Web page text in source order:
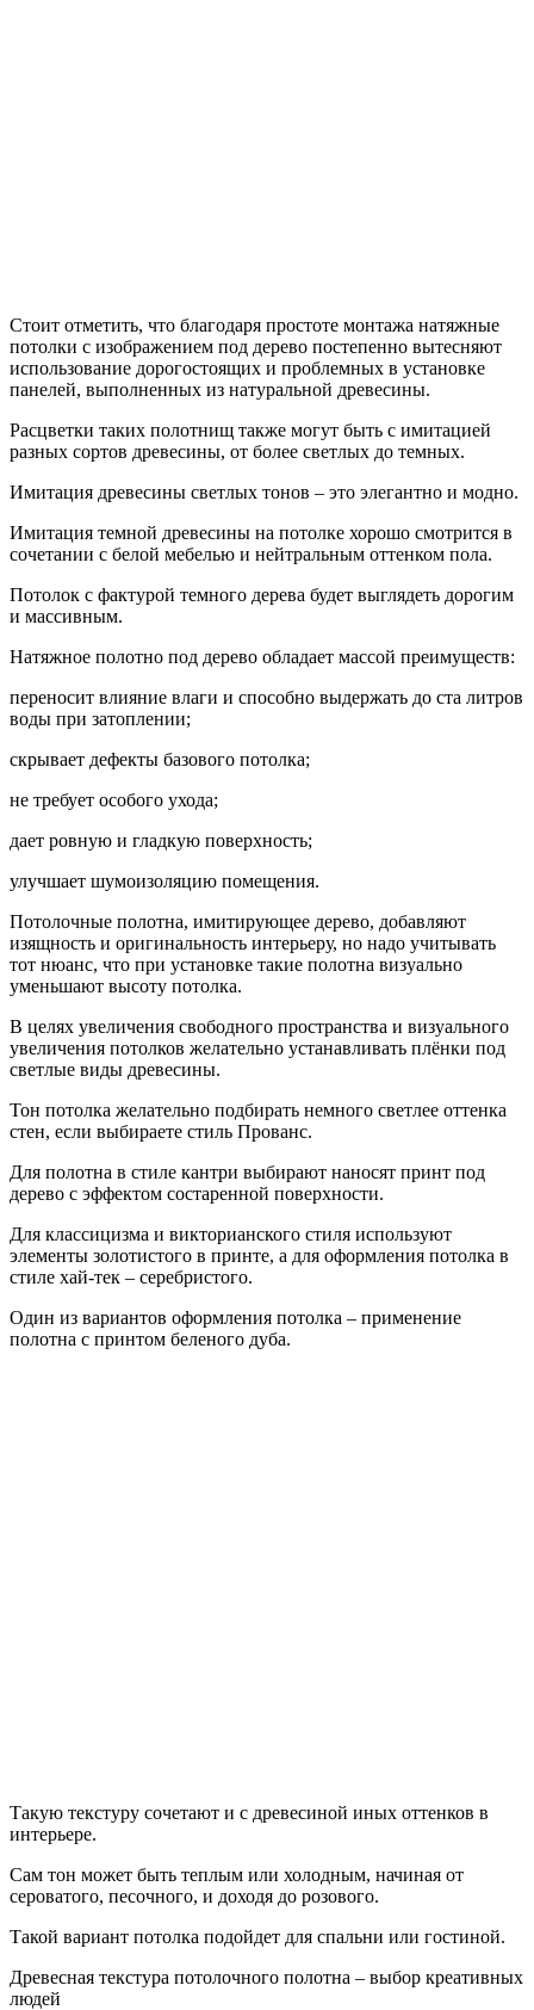
Стоит отметить, что благодаря простоте монтажа натяжные
потолки с изображением под дерево постепенно вытесняют
использование дорогостоящих и проблемных в установке
панелей, выполненных из натуральной древесины.
Расцветки таких полотнищ также могут быть с имитацией
разных сортов древесины, от более светлых до темных.
Имитация древесины светлых тонов – это элегантно и модно.
Имитация темной древесины на потолке хорошо смотрится в
сочетании с белой мебелью и нейтральным оттенком пола.
Потолок с фактурой темного дерева будет выглядеть дорогим
и массивным.
Натяжное полотно под дерево обладает массой преимуществ:
переносит влияние влаги и способно выдержать до ста литров
воды при затоплении;
скрывает дефекты базового потолка;
не требует особого ухода;
дает ровную и гладкую поверхность;
улучшает шумоизоляцию помещения.
Потолочные полотна, имитирующее дерево, добавляют
изящность и оригинальность интерьеру, но надо учитывать
тот нюанс, что при установке такие полотна визуально
уменьшают высоту потолка.
В целях увеличения свободного пространства и визуального
увеличения потолков желательно устанавливать плёнки под
светлые виды древесины.
Тон потолка желательно подбирать немного светлее оттенка
стен, если выбираете стиль Прованс.
Для полотна в стиле кантри выбирают наносят принт под
дерево с эффектом состаренной поверхности.
Для классицизма и викторианского стиля используют
элементы золотистого в принте, а для оформления потолка в
стиле хай-тек – серебристого.
Один из вариантов оформления потолка – применение
полотна с принтом беленого дуба.
Такую текстуру сочетают и с древесиной иных оттенков в
интерьере.
Сам тон может быть теплым или холодным, начиная от
сероватого, песочного, и доходя до розового.
Такой вариант потолка подойдет для спальни или гостиной.
Древесная текстура потолочного полотна – выбор креативных
людей